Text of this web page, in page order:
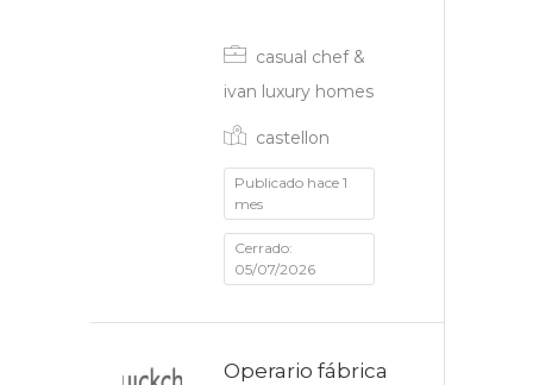
casual chef &
ivan luxury homes
castellon
Publicado hace 1
mes
Cerrado:
05/07/2026
Operario fábrica